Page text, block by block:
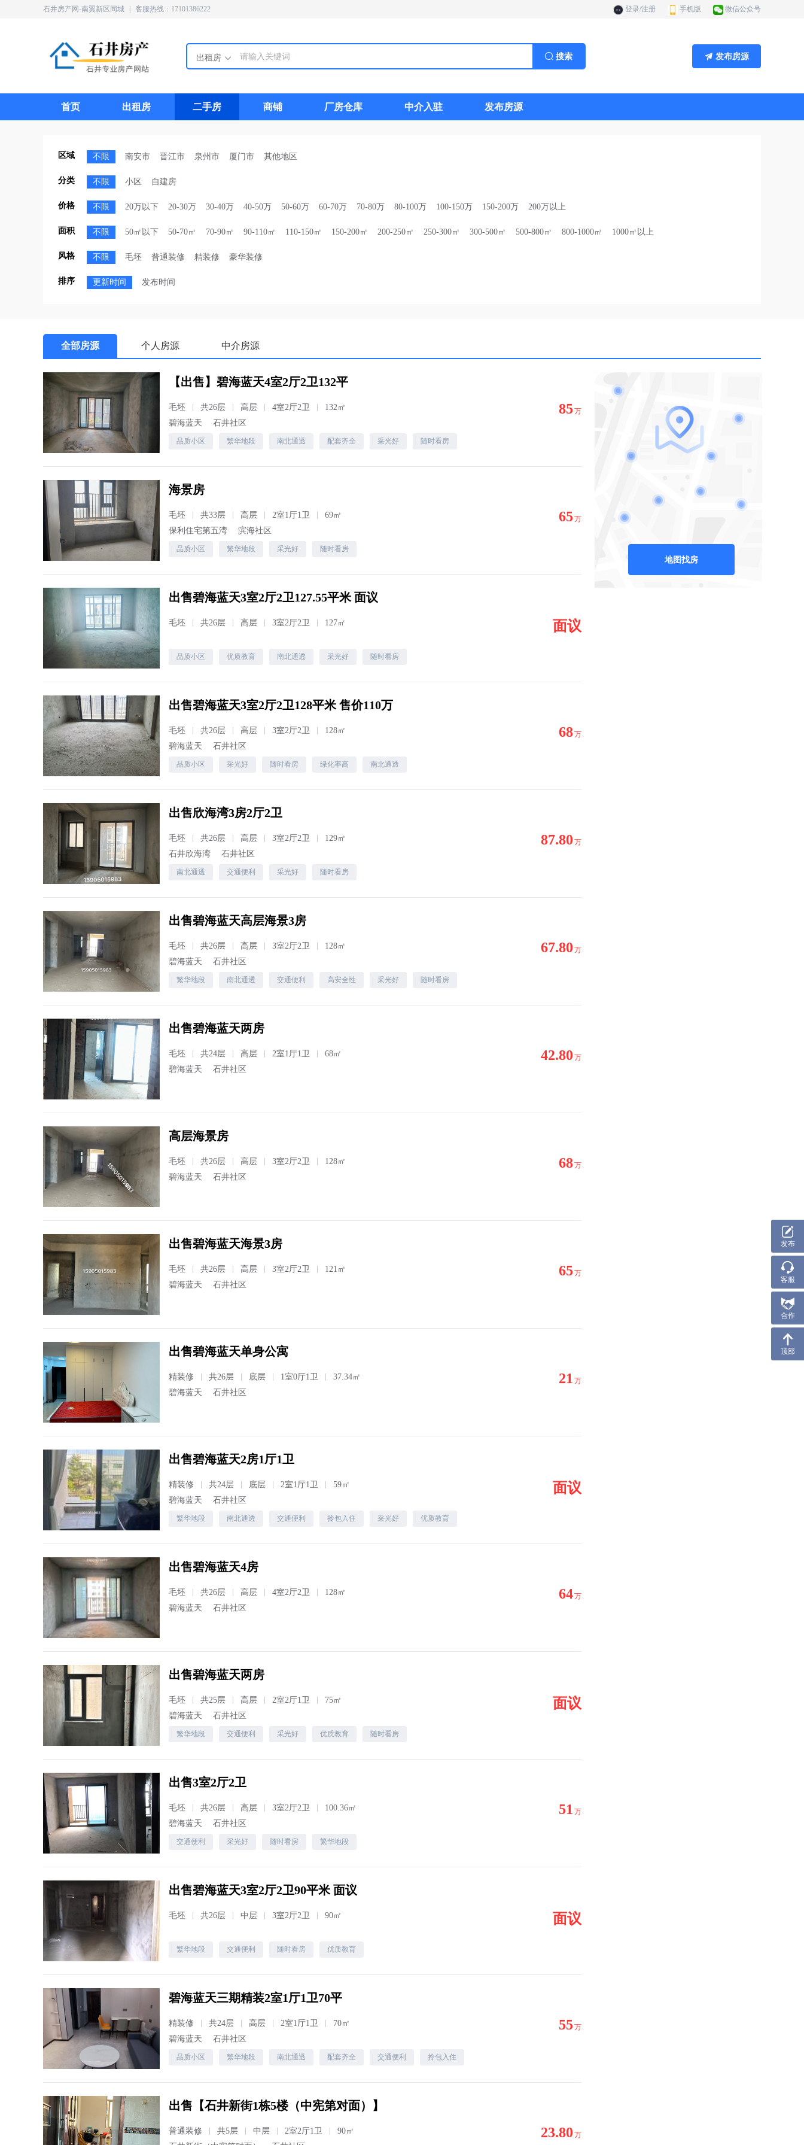
石井房产网-南翼新区同城 客服热线：17101386222 登录/注册 手机版 微信公众号
出租房 搜索 发布房源
首页 出租房 二手房 商铺 厂房仓库 中介入驻 发布房源
区域 不限 南安市 晋江市 泉州市 厦门市 其他地区
分类 不限 小区 自建房
价格 不限 20万以下 20-30万 30-40万 40-50万 50-60万 60-70万 70-80万 80-100万 100-150万 150-200万 200万以上
面积 不限 50㎡以下 50-70㎡ 70-90㎡ 90-110㎡ 110-150㎡ 150-200㎡ 200-250㎡ 250-300㎡ 300-500㎡ 500-800㎡ 800-1000㎡ 1000㎡以上
风格 不限 毛坯 普通装修 精装修 豪华装修
排序 更新时间 发布时间
全部房源 个人房源 中介房源
【出售】碧海蓝天4室2厅2卫132平
毛坯 共26层 高层 4室2厅2卫
132㎡
碧海蓝天
石井社区
品质小区 繁华地段 南北通透 配套齐全 采光好 随时看房
85 万
海景房
毛坯 共33层 高层 2室1厅1卫
69㎡
保利住宅第五湾
滨海社区
品质小区 繁华地段 采光好 随时看房
65 万
出售碧海蓝天3室2厅2卫127.55平米 面议
毛坯 共26层 高层 3室2厅2卫 127㎡
品质小区 优质教育 南北通透 采光好 随时看房
面议
出售碧海蓝天3室2厅2卫128平米 售价110万
毛坯 共26层 高层 3室2厅2卫
128㎡
碧海蓝天
石井社区
品质小区 采光好 随时看房 绿化率高 南北通透
68万
出售欣海湾3房2厅2卫
毛坯 共26层 高层 3室2厅2卫
129㎡
石井欣海湾
石井社区
南北通透 交通便利 采光好 随时看房
87.80 万
出售碧海蓝天高层海景3房
毛坯 共26层 高层 3室2厅2卫
128㎡
碧海蓝天
石井社区
繁华地段 南北通透 交通便利 高安全性 采光好 随时看房
67.80 万
出售碧海蓝天两房
毛坯 共24层 高层 2室1厅1卫
68㎡
碧海蓝天
石井社区
42.80 万
高层海景房
毛坯 共26层 高层 3室2厅2卫
128㎡
碧海蓝天
石井社区
68万
出售碧海蓝天海景3房
毛坯 共26层 高层 3室2厅2卫
121㎡
碧海蓝天
石井社区
65 万
出售碧海蓝天单身公寓
精装修 共26层 底层 1室0厅1卫
37.34㎡
碧海蓝天
石井社区
21 万
出售碧海蓝天2房1厅1卫
精装修 共24层 底层 2室1厅1卫
59㎡
碧海蓝天
石井社区
繁华地段 南北通透 交通便利 拎包入住 采光好 优质教育
面议
出售碧海蓝天4房
毛坯 共26层 高层 4室2厅2卫
128㎡
碧海蓝天
石井社区
64万
出售碧海蓝天两房
毛坯 共25层 高层 2室2厅1卫
75㎡
碧海蓝天
石井社区
繁华地段 交通便利 采光好 优质教育 随时看房
面议
出售3室2厅2卫
毛坯 共26层 高层 3室2厅2卫
100.36㎡
碧海蓝天
石井社区
交通便利 采光好 随时看房 繁华地段
51 万
出售碧海蓝天3室2厅2卫90平米 面议
毛坯 共26层 中层 3室2厅2卫 90㎡
繁华地段 交通便利 随时看房 优质教育
面议
碧海蓝天三期精装2室1厅1卫70平
精装修 共24层 高层 2室1厅1卫
70㎡
碧海蓝天
石井社区
品质小区 繁华地段 南北通透 配套齐全 交通便利 拎包入住
55 万
出售【石井新街1栋5楼（中宪第对面）】
普通装修 共5层 中层 2室2厅1卫
90㎡
23.80 万
地图找房
发布
客服
合作
顶部